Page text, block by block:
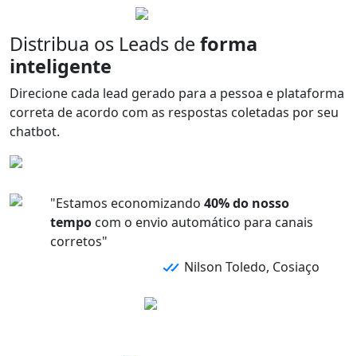
Distribua os Leads de forma
inteligente
Direcione cada lead gerado para a pessoa e plataforma
correta de acordo com as respostas coletadas por seu
chatbot.
"Estamos economizando40% do nosso
tempo com o envio automático para canais
corretos"
Nilson Toledo, Cosiaço